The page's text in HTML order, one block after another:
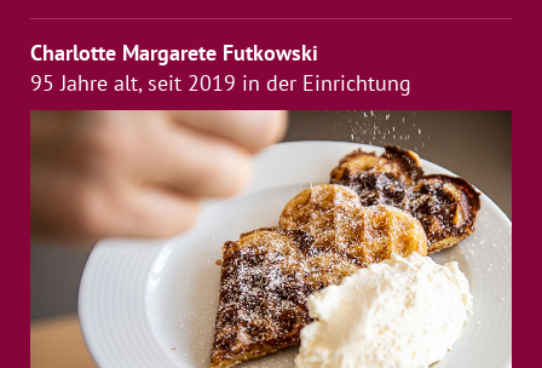
Charlotte Margarete Futkowski
95 Jahre alt, seit 2019 in der Einrichtung